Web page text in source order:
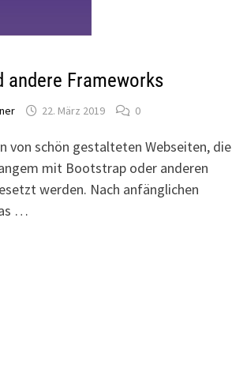
andere Frameworks
22. März 2019 0
von schön gestalteten Webseiten, die
mit Bootstrap oder anderen
werden. Nach anfänglichen
…